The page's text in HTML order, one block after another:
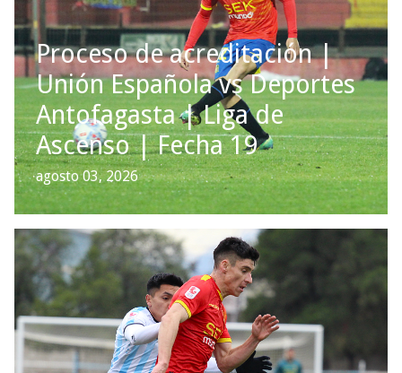
Proceso de acreditación |
Unión Española vs Deportes
Antofagasta | Liga de
Ascenso | Fecha 19
agosto 03, 2026